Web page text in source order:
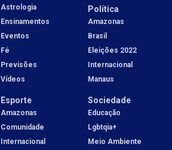
Astrologia
Ensinamentos
Eventos
Fé
Previsões
Vídeos
Esporte
Amazonas
Comunidade
Internacional
Política
Amazonas
Brasil
Eleições 2022
Internacional
Manaus
Sociedade
Educação
Lgbtqia+
Meio Ambiente